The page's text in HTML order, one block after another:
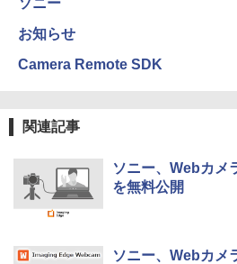
お知らせ
Camera Remote SDK
関連記事
ソニー、Webカメ
を無料公開
ソニー、Webカメ